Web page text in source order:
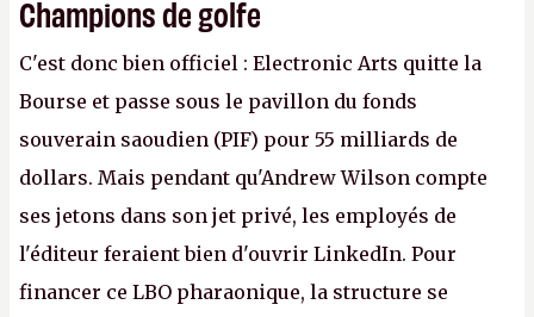
Champions de golfe
C'est donc bien officiel : Electronic Arts quitte la
Bourse et passe sous le pavillon du fonds
souverain saoudien (PIF) pour 55 milliards de
dollars. Mais pendant qu'Andrew Wilson compte
ses jetons dans son jet privé, les employés de
l'éditeur feraient bien d'ouvrir LinkedIn. Pour
financer ce LBO pharaonique, la structure se